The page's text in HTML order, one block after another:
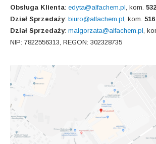
Obsługa Klienta: edyta@alfachem.pl, kom.
Dział Sprzedaży: biuro@alfachem.pl, kom.
Dział Sprzedaży: malgorzata@alfachem.pl,
NIP: 7822556313, REGON: 302328735